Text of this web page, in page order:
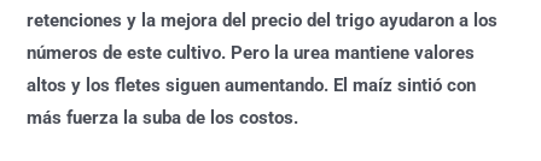
retenciones y la mejora del precio del trigo ayudaron a los
números de este cultivo. Pero la urea mantiene valores
altos y los fletes siguen aumentando. El maíz sintió con
más fuerza la suba de los costos.